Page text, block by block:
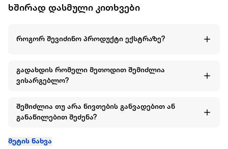
ხშირად დასმული კითხვები
როგორ შევიძინო პროდუქტი ექსტრაზე?
გადახდის რომელი მეთოდით შემიძლია
ვისარგებლო?
შემიძლია თუ არა ნივთების განვადებით ან
განაწილებით შეძენა?
მეტის ნახვა